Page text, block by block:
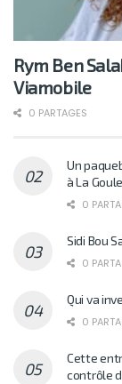
Rym Ben
Viamobile
0 PARTAGES
Un
à La
0
Sidi Bou
0
Qui va
0
Cette
contrôle